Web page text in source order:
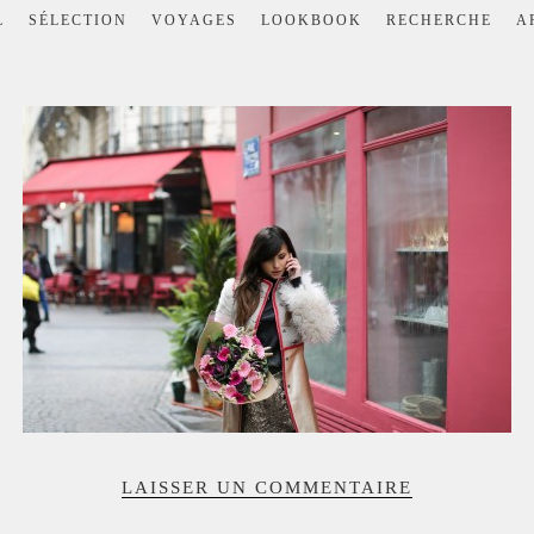
SÉLECTION VOYAGES LOOKBOOK RECHERCHE
LAISSER UN COMMENTAIRE